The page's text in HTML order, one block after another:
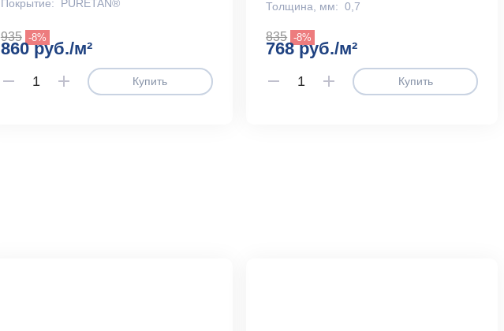
Покрытие:
PURETAN®
935 -8%
860 руб./м²
Купить
Толщина, мм: 0,7
835 -8%
768 руб./м²
Купить